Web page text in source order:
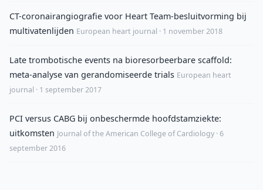
CT-coronairangiografie voor Heart Team-besluitvorming bij
multivatenlijden European heart journal · 1 november 2018
Late trombotische events na bioresorbeerbare scaffold:
meta-analyse van gerandomiseerde trials European heart
journal · 1 september 2017
PCI versus CABG bij onbeschermde hoofdstamziekte:
uitkomsten Journal of the American College of Cardiology · 6
september 2016